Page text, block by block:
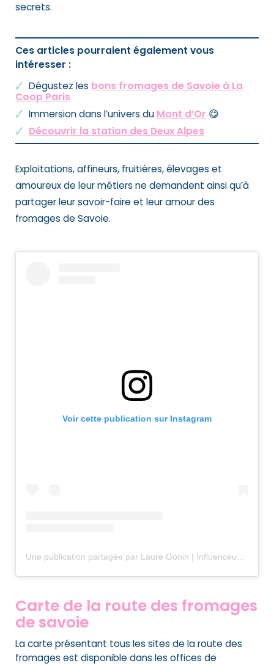
secrets.
Ces articles pourraient également vous
intéresser :
Dégustez les bons fromages de Savoie à La
Coop Paris
Immersion dans l’univers du Mont d’Or 😋
Découvrir la station des Deux Alpes
Exploitations, affineurs, fruitières, élevages et
amoureux de leur métiers ne demandent ainsi qu’à
partager leur savoir-faire et leur amour des
fromages de Savoie.
Voir cette publication sur Instagram
Carte de la route des fromages
de savoie
La carte présentant tous les sites de la route des
fromages est disponible dans les offices de